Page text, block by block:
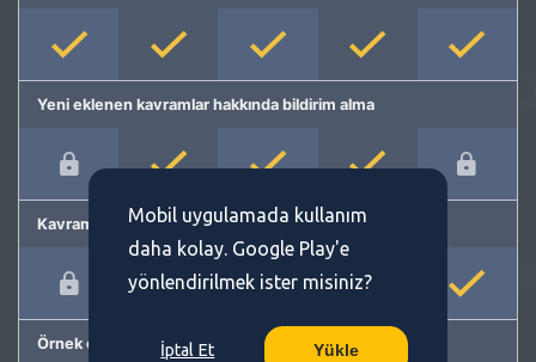
Yeni eklenen kavramlar hakkında bildirim alma
Kavram önerme
Örnek cümleler
Mobil uygulamada kullanım
daha kolay. Google Play'e
yönlendirilmek ister misiniz?
İptal Et Yükle